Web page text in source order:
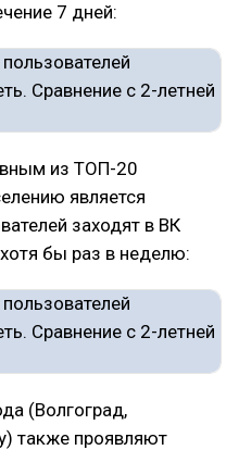
7 дней:
из ТОП-20
является
заходят в ВК
бы раз в неделю:
(Волгоград,
также проявляют